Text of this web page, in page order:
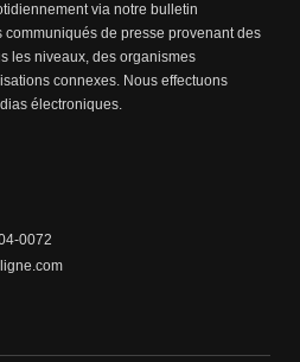
via notre bulletin
de presse provenant des
les niveaux, des organismes
connexes. Nous effectuons
électroniques.
0072